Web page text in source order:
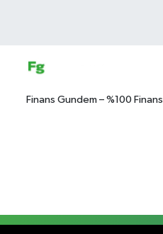
Finans Gundem – %100 Finans